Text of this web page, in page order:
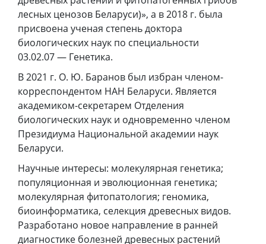
лесных ценозов Беларуси)», а в 2018 г. была
присвоена ученая степень доктора
биологических наук по специальности
03.02.07 — Генетика.
В 2021 г. О. Ю. Баранов был избран членом-
корреспондентом НАН Беларуси. Является
академиком-секретарем Отделения
биологических наук и одновременно членом
Президиума Национальной академии наук
Беларуси.
Научные интересы: молекулярная генетика;
популяционная и эволюционная генетика;
молекулярная фитопатология; геномика,
биоинформатика, селекция древесных видов.
Разработано новое направление в ранней
диагностике болезней древесных растений